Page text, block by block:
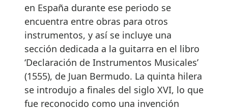
en España durante ese periodo se
encuentra entre obras para otros
instrumentos, y así se incluye una
sección dedicada a la guitarra en el libro
‘Declaración de Instrumentos Musicales’
(1555), de Juan Bermudo. La quinta hilera
se introdujo a finales del siglo XVI, lo que
fue reconocido como una invención